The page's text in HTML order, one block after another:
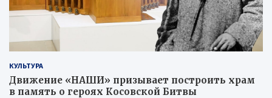
КУЛЬТУРА
Движение «НАШИ» призывает построить храм
в память о героях Косовской Битвы